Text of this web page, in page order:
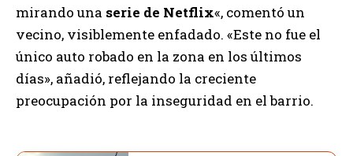
mirando una serie de Netflix«, comentó un
vecino, visiblemente enfadado. «Este no fue el
único auto robado en la zona en los últimos
días», añadió, reflejando la creciente
preocupación por la inseguridad en el barrio.